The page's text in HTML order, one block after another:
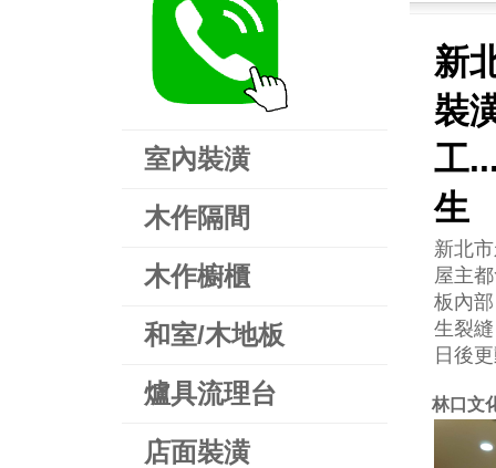
室內裝潢
木作隔間
木作櫥櫃
和室/木地板
爐具流理台
店面裝潢
新
裝
工
生
新北
屋主
板內
生裂
日後
林口文